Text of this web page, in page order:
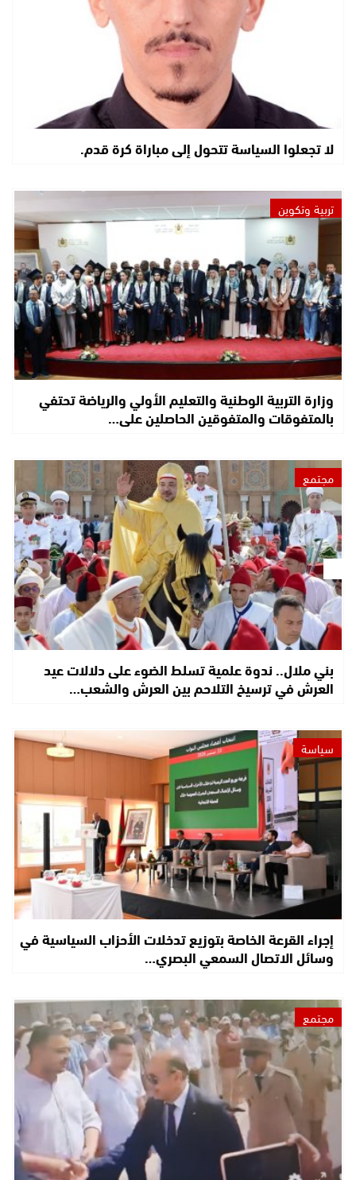
لا تجعلوا السياسة تتحول إلى مباراة كرة قدم.
تربية وتكوين
وزارة التربية الوطنية والتعليم الأولي والرياضة تحتفي
بالمتفوقات والمتفوقين الحاصلين على…
مجتمع
بني ملال.. ندوة علمية تسلط الضوء على دلالات عيد
العرش في ترسيخ التلاحم بين العرش والشعب…
سياسة
إجراء القرعة الخاصة بتوزيع تدخلات الأحزاب السياسية في
وسائل الاتصال السمعي البصري…
مجتمع